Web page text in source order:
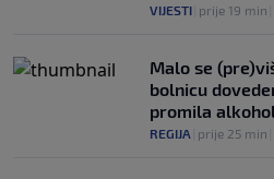
VIJESTI prije 19 min
Malo se
bolnicu
promila
REGIJA prije 25 min